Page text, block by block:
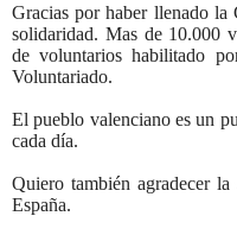
Gracias por haber llenado la
solidaridad. Mas de 10.000
de voluntarios habilitado
Voluntariado.
El pueblo valenciano es un
cada día.
Quiero también agradecer
España.